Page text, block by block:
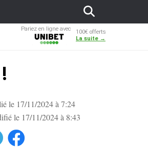
Pariez en ligne avec
100€ offerts
La suite →
le 17/11/2024 à 7:24
le 17/11/2024 à 8:43